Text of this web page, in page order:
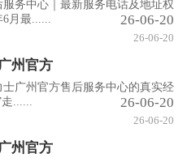
务中心｜最新服务电话及地址权
月最......
26-06-20
26-06-20
州官方
广州官方售后服务中心的真实经
......
26-06-20
26-06-20
州官方